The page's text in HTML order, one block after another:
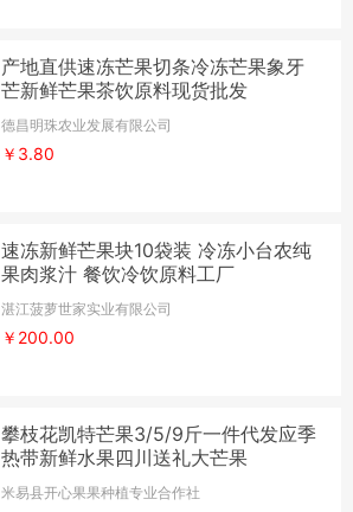
产地直供速冻芒果切条冷冻芒果象牙
芒新鲜芒果茶饮原料现货批发
德昌明珠农业发展有限公司
￥3.80
速冻新鲜芒果块10袋装 冷冻小台农纯
果肉浆汁 餐饮冷饮原料工厂
湛江菠萝世家实业有限公司
￥200.00
攀枝花凯特芒果3/5/9斤一件代发应季
热带新鲜水果四川送礼大芒果
米易县开心果果种植专业合作社